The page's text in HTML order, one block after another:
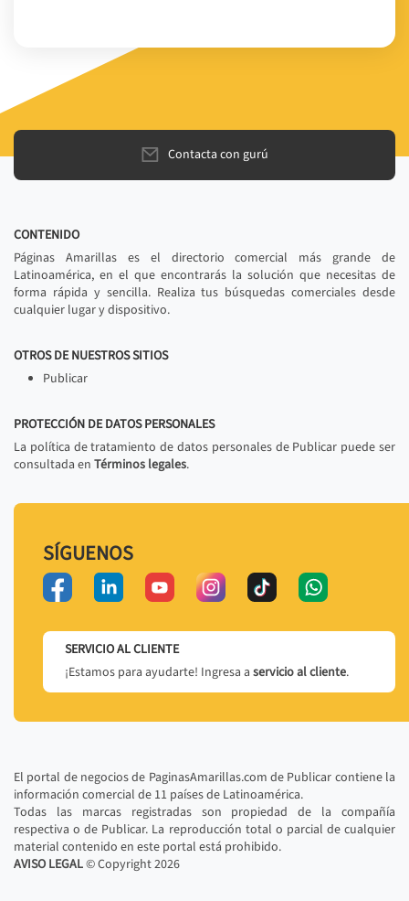
Contacta con gurú
CONTENIDO
Páginas Amarillas es el directorio comercial más grande de
Latinoamérica, en el que encontrarás la solución que necesitas de
forma rápida y sencilla. Realiza tus búsquedas comerciales desde
cualquier lugar y dispositivo.
OTROS DE NUESTROS SITIOS
Publicar
PROTECCIÓN DE DATOS PERSONALES
La política de tratamiento de datos personales de Publicar puede ser
consultada en Términos legales.
SÍGUENOS
SERVICIO AL CLIENTE
¡Estamos para ayudarte! Ingresa a servicio al cliente.
El portal de negocios de PaginasAmarillas.com de Publicar contiene la
información comercial de 11 países de Latinoamérica.
Todas las marcas registradas son propiedad de la compañía
respectiva o de Publicar. La reproducción total o parcial de cualquier
material contenido en este portal está prohibido.
AVISO LEGAL© Copyright2026